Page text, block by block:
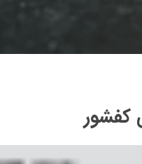
کفشور